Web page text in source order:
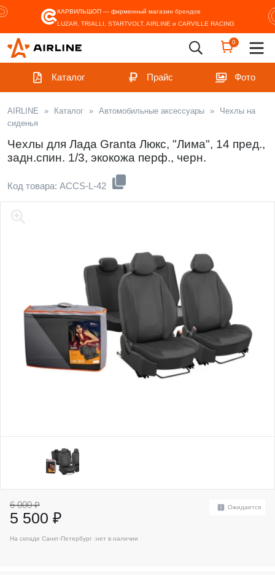
КАРВИЛЬШОП — фирменный магазин брендов
LUZAR, TRIALLI, STARTVOLT, AIRLINE и CARVILLE RACING
0
Каталог Прайс Фото
AIRLINE » Каталог » Автомобильные аксессуары »
Чехлы на
сиденья
Чехлы для Лада Granta Люкс, "Лима", 14 пред.,
задн.спин. 1/3, экокожа перф., черн.
Код товара: ACCS-L-42
6 000 ₽
5 500 ₽
Ожидается
На складе Санкт-Петербург :нет в наличии